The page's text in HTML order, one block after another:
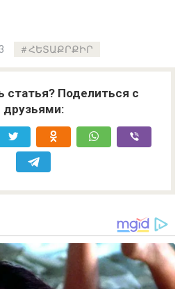
ՀԵՏԱՔՐՔԻՐ
статья? Поделиться с
друзьями: